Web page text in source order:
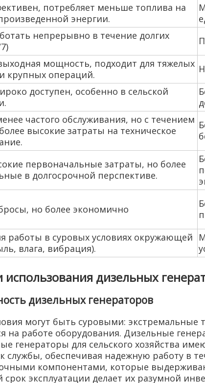
потребляет меньше топлива на
энергии.
непрерывно в течение долгих
мощность, подходит для тяжелых
крупных операций.
доступен, особенно в сельской
частого обслуживания, но с течением
высокие затраты на техническое
первоначальные затраты, но более
в долгосрочной перспективе.
но более экономично
работы в суровых условиях окружающей
влага, вибрация).
дизельных
дизельных генераторов
могут быть суровыми:
на работе оборудования. Дизельные
генераторы для сельского хозяйства
службы, обеспечивая надежную работу в
компонентами, которые
эксплуатации делает их разумной